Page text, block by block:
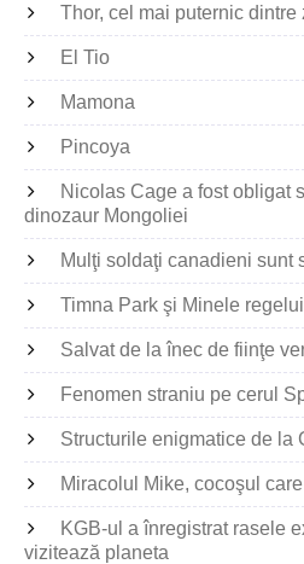
Thor, cel mai puternic dintre
El Tio
Mamona
Pincoya
Nicolas Cage a fost obligat
dinozaur Mongoliei
Mulţi soldaţi canadieni sunt
Timna Park şi Minele
Salvat de la înec de fiinţe
Fenomen straniu pe cerul
Structurile enigmatice de la
Miracolul Mike, cocoşul
KGB-ul a înregistrat rasele
vizitează planeta